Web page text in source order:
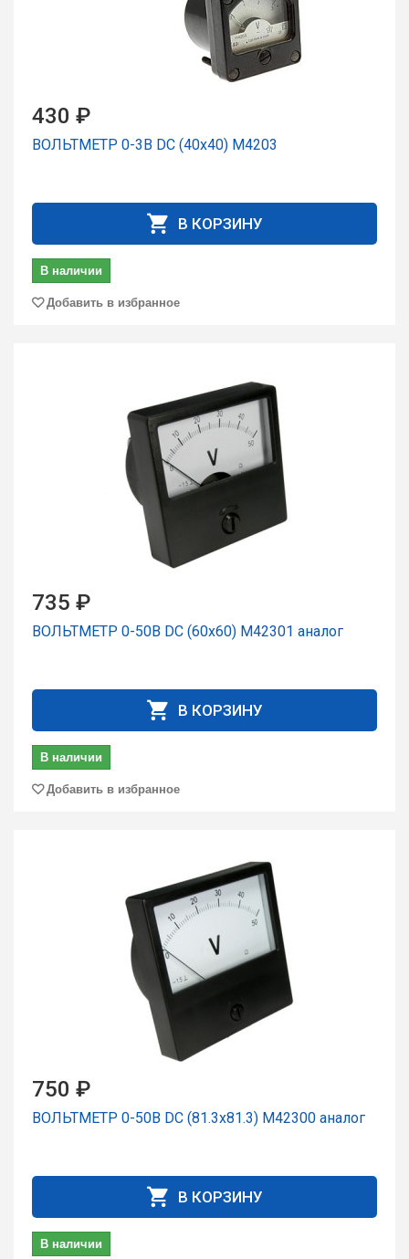
430 ₽
ВОЛЬТМЕТР 0-3В DC (40х40) М4203
В КОРЗИНУ
В наличии
Добавить в избранное
735 ₽
ВОЛЬТМЕТР 0-50В DC (60x60) М42301 аналог
В КОРЗИНУ
В наличии
Добавить в избранное
750 ₽
ВОЛЬТМЕТР 0-50В DC (81.3х81.3) М42300 аналог
В КОРЗИНУ
В наличии